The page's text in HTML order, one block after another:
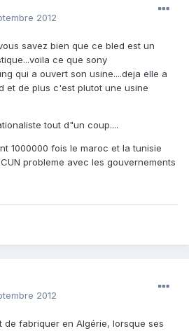
2012
savez bien que ce bled est un
ce que sony
qui a ouvert son usine....deja elle a
et de plus c'est plutot une usine
tout d"un coup....
1000000 fois le maroc et la tunisie
probleme avec les gouvernements
2012
de fabriquer en Algérie, lorsque ses